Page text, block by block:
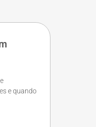
e quando